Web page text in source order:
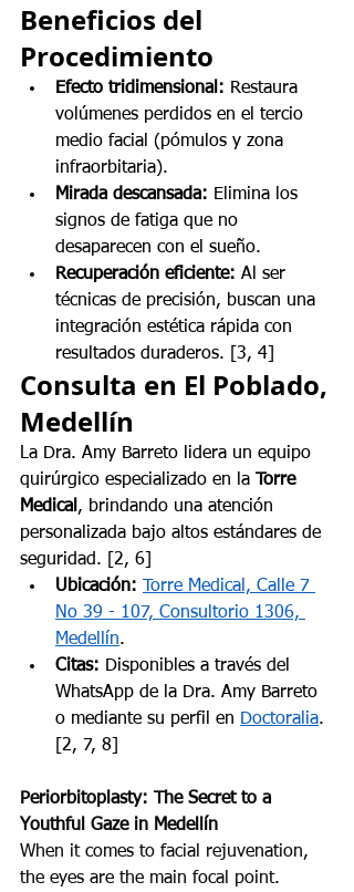
Beneficios del
Procedimiento
Efecto tridimensional: Restaura
volúmenes perdidos en el tercio
medio facial (pómulos y zona
infraorbitaria).
Mirada descansada: Elimina los
signos de fatiga que no
desaparecen con el sueño.
Recuperación eficiente: Al ser
técnicas de precisión, buscan una
integración estética rápida con
resultados duraderos. [3, 4]
Consulta en El Poblado,
Medellín
La Dra. Amy Barreto lidera un equipo
quirúrgico especializado en la Torre
Medical, brindando una atención
personalizada bajo altos estándares de
seguridad. [2, 6]
Ubicación:
Torre Medical, Calle 7
No 39 - 107, Consultorio 1306,
Medellín.
Citas: Disponibles a través del
WhatsApp de la Dra. Amy Barreto
o mediante su perfil en Doctoralia.
[2, 7, 8]
Periorbitoplasty: The Secret to a
Youthful Gaze in Medellín
When it comes to facial rejuvenation,
the eyes are the main focal point.